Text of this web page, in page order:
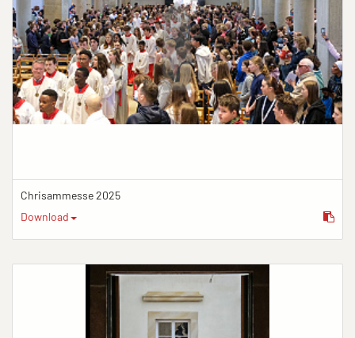
Chrisammesse 2025
Download